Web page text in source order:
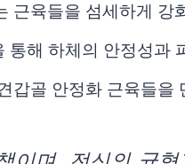
근육들을 섬세하게 강
해 하체의 안정성과
갑골 안정화 근육들을